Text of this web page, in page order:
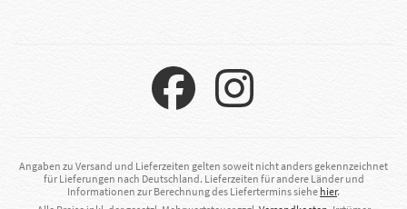
Angaben zu Versand und Lieferzeiten gelten soweit nicht anders gekennzeichnet
für Lieferungen nach Deutschland. Lieferzeiten für andere Länder und
Informationen zur Berechnung des Liefertermins siehe hier.